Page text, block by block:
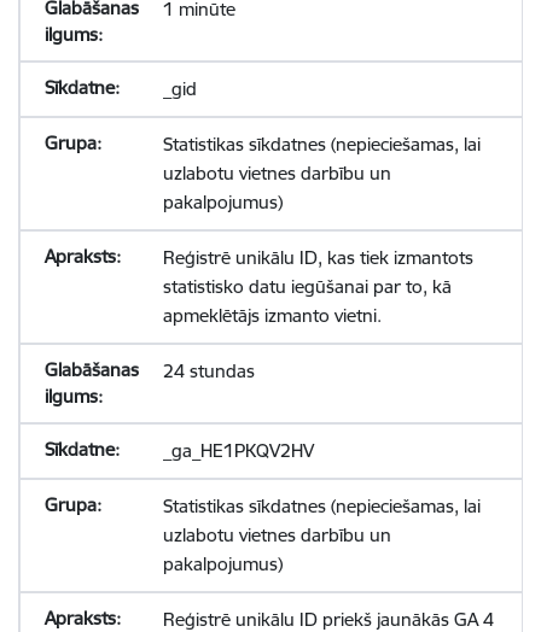
1 minūte
_gid
Statistikas sīkdatnes (nepieciešamas, lai
uzlabotu vietnes darbību un
pakalpojumus)
Reģistrē unikālu ID, kas tiek izmantots
statistisko datu iegūšanai par to, kā
apmeklētājs izmanto vietni.
24 stundas
_ga_HE1PKQV2HV
Statistikas sīkdatnes (nepieciešamas, lai
uzlabotu vietnes darbību un
pakalpojumus)
Reģistrē unikālu ID priekš jaunākās GA 4